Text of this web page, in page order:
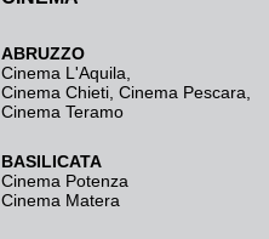
ABRUZZO
Cinema L'Aquila
Cinema Chieti, Cinema Pescara,
Cinema Teramo
BASILICATA
Cinema Potenza
Cinema Matera